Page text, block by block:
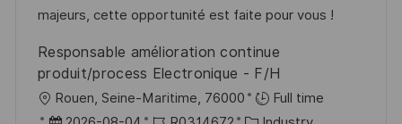
h
u
n
r
e
i
majeurs, cette opportunité est faite pour vous !
Responsable amélioration continue
produit/process Electronique - F/H
O Rouen, Seine-Maritime, 76000
Full time